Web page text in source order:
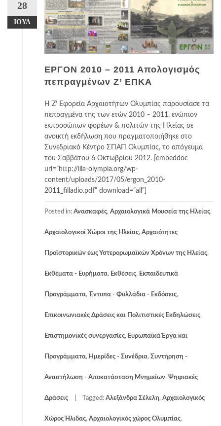
28
ΙΟΎΛ
ΕΡΓΟΝ 2010 – 2011 Απολογισμός
πεπραγμένων Ζ’ ΕΠΚΑ
Η Ζ’ Εφορεία Αρχαιοτήτων Ολυμπίας παρουσίασε τα
πεπραγμένα της των ετών 2010 – 2011, ενώπιον
εκπροσώπων φορέων & πολιτών της Ηλείας σε
ανοικτή εκδήλωση που πραγματοποιήθηκε στο
Συνεδριακό Κέντρο ΣΠΑΠ Ολυμπίας, το απόγευμα
του Σαββάτου 6 Οκτωβρίου 2012. [embeddoc
url=”http://ilia-olympia.org/wp-
content/uploads/2017/05/ergon_2010-
2011_filladio.pdf” download=”all”]
Posted in: Ανασκαφές, Αρχαιολογικά Μουσεία της Ηλείας,
Αρχαιολογικοί Χώροι της Ηλείας, Αρχαιότητες
Προϊστορικών έως Υστερορωμαϊκών Χρόνων της Ηλείας,
Εκθέματα - Ευρήματα, Εκθέσεις, Εκπαιδευτικά
Προγράμματα, Έντυπα - Φυλλάδια - Εκδόσεις,
Επικοινωνιακές Δράσεις και Πολιτιστικές Εκδηλώσεις,
Επιστημονικές συνεργασίες, Ευρωπαϊκά Έργα και
Προγράμματα, Ημερίδες - Συνέδρια, Συντήρηση -
Αναστήλωση - Αποκατάσταση Μνημείων, Ψηφιακές
Δράσεις Tagged: Αλεξάνδρα Σέλελη, Αρχαιολογικός
Χώρος Ήλιδας, Αρχαιολογικός χώρος Ολυμπίας,